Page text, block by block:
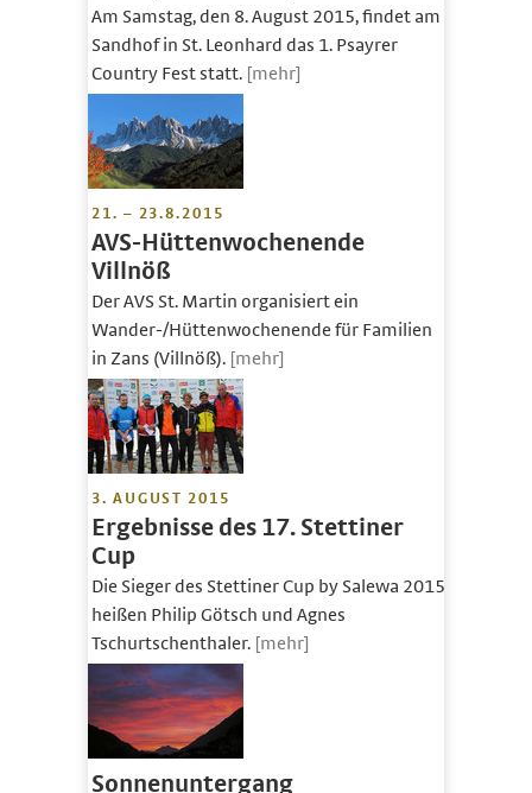
Am Samstag, den 8. August 2015, findet am
Sandhof in St. Leonhard das 1. Psayrer
Country Fest statt. [mehr]
21. – 23.8.2015
AVS-Hüttenwochenende
Villnöß
Der AVS St. Martin organisiert ein
Wander-/Hüttenwochenende für Familien
in Zans (Villnöß). [mehr]
3. AUGUST 2015
Ergebnisse des 17. Stettiner
Cup
Die Sieger des Stettiner Cup by Salewa 2015
heißen Philip Götsch und Agnes
Tschurtschenthaler. [mehr]
Sonnenuntergang